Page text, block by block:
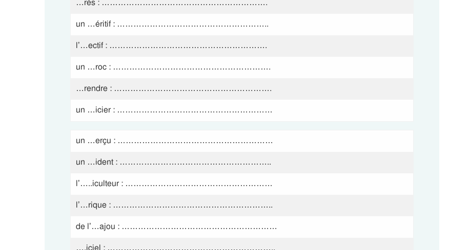
…rès : …………………………………………………….
un …éritif : ………………………………………………..
l’…ectif : ………………………………………………….
un …roc : ………………………………………………….
…rendre : ………………………………………………….
un …icier : …………………………………………………
un …erçu : …………………………………………………
un …ident : ………………………………………………..
l’…..iculteur : ………………………………………………
l’…rique : …………………………………………………..
de l’…ajou : …………………………………………………
….iciel : ……………………………………………………..